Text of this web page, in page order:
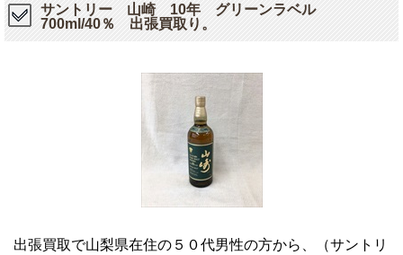
サントリー 山崎 10年 グリーンラベル
700ml/40％ 出張買取り。
出張買取で山梨県在住の５０代男性の方から、（サントリ